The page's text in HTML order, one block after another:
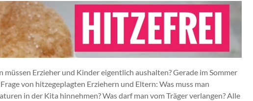
müssen Erzieher und Kinder eigentlich aushalten? Gerade im Sommer
von hitzegeplagten Erziehern und Eltern: Was muss man
in der Kita hinnehmen? Was darf man vom Träger verlangen? Alle